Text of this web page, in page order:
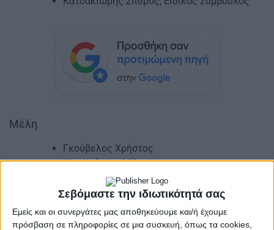
Σεβόμαστε την ιδιωτικότητά σας
Εμείς και οι συνεργάτες μας αποθηκεύουμε και/ή έχουμε
πρόσβαση σε πληροφορίες σε μια συσκευή, όπως τα cookies,
Μέλη
Γκούβελος Χρήστος
Καραγιάννης Μίλτος
Μελάς Γιάννης
Μιχάλης Γιώργος
Μπαλωμένος Γιώργος
Ντόκα Ελένη